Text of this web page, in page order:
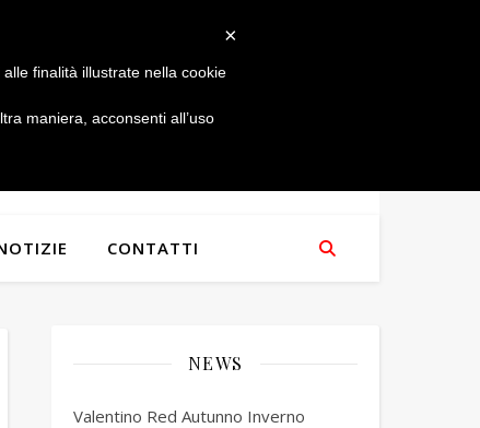
CONTATTI
NEWS
Valentino Red Autunno Inverno
×
finalità illustrate nella cookie
maniera, acconsenti all’uso